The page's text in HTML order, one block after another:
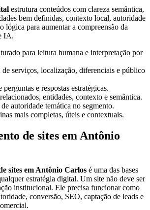
estrutura conteúdos com clareza semântica,
bem definidas, contexto local, autoridade
lógica para aumentar a compreensão da
IA.
para leitura humana e interpretação por
serviços, localização, diferenciais e público
e respostas estratégicas.
entidades, contexto e semântica.
autoridade temática no segmento.
mais completas, úteis e contextuais.
de sites em Antônio
sites em Antônio Carlos é uma das bases
estratégia digital. Um site não deve ser
institucional. Ele precisa funcionar como
conversão, SEO, captação de leads e